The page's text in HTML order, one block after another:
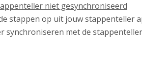
niet gesynchroniseerd
stappen op uit jouw stappenteller
synchroniseren met de